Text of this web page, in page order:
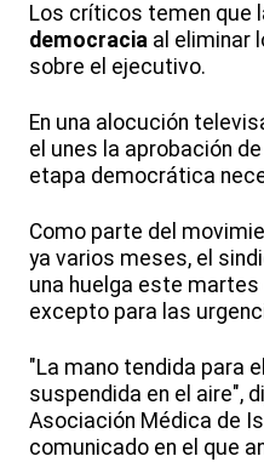
Los críticos temen que
democracia al eliminar
sobre el ejecutivo.
En una alocución
el unes la aprobación
etapa democrática
Como parte del
ya varios meses, el
una huelga este
excepto para las
"La mano tendida para
suspendida en el aire",
Asociación Médica de
comunicado en el que